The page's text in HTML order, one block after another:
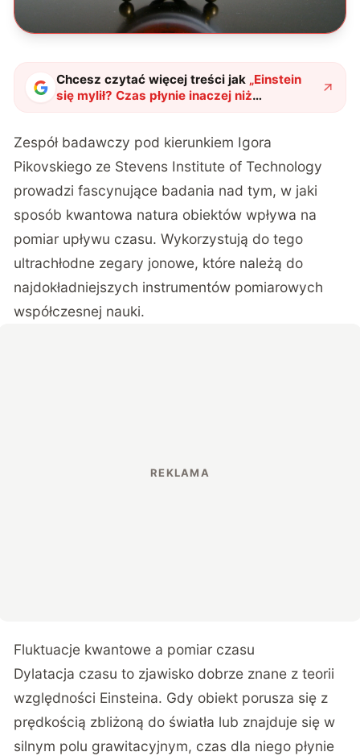
Chcesz czytać więcej treści jak „Einstein
się mylił? Czas płynie inaczej niż
myśleliśmy. Najnowsze badania kwantowe
Zespół badawczy pod kierunkiem Igora
Pikovskiego ze Stevens Institute of Technology
prowadzi fascynujące badania nad tym, w jaki
sposób kwantowa natura obiektów wpływa na
pomiar upływu czasu. Wykorzystują do tego
ultrachłodne zegary jonowe, które należą do
najdokładniejszych instrumentów pomiarowych
współczesnej nauki.
Fluktuacje kwantowe a pomiar czasu
Dylatacja czasu to zjawisko dobrze znane z teorii
względności Einsteina. Gdy obiekt porusza się z
prędkością zbliżoną do światła lub znajduje się w
silnym polu grawitacyjnym, czas dla niego płynie